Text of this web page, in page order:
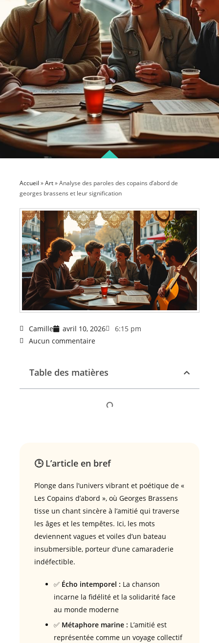
Accueil »Art»Analyse des paroles des copains d’abord de
georges brassens et leur signification
Camille avril 10, 2026
6:15 pm
Aucun commentaire
Table des matières
🕒 L’article en bref
Plonge dans l’univers vibrant et poétique de «
Les Copains d’abord », où Georges Brassens
tisse un chant sincère à l’amitié qui traverse
les âges et les tempêtes. Ici, les mots
deviennent vagues et voiles d’un bateau
insubmersible, porteur d’une camaraderie
indéfectible.
✅ Écho intemporel : La chanson
incarne la fidélité et la solidarité face
au monde moderne
✅ Métaphore marine : L’amitié est
représentée comme un voyage collectif